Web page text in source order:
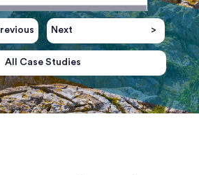
Next
All Case Studies